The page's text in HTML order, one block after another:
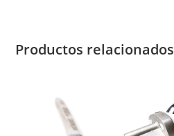
Productos relacionados